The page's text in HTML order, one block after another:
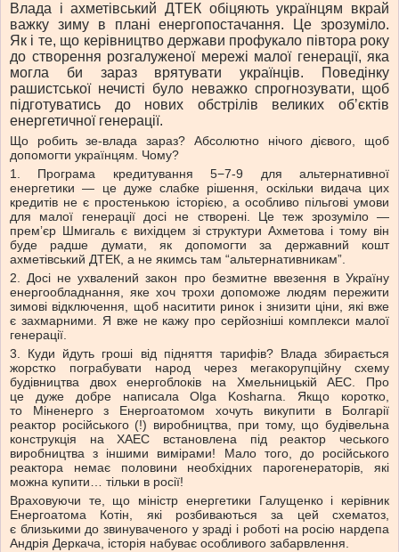
Влада і ахметівський ДТЕК обіцяють українцям вкрай
важку зиму в плані енергопостачання. Це зрозуміло.
Як і те, що керівництво держави профукало півтора року
до створення розгалуженої мережі малої генерації, яка
могла би зараз врятувати українців. Поведінку
рашистської нечисті було неважко спрогнозувати, щоб
підготуватись до нових обстрілів великих обʼєктів
енергетичної генерації.
Що робить зе-влада зараз? Абсолютно нічого дієвого, щоб
допомогти українцям. Чому?
1. Програма кредитування 5−7-9 для альтернативної
енергетики — це дуже слабке рішення, оскільки видача цих
кредитів не є простенькою історією, а особливо пільгові умови
для малої генерації досі не створені. Це теж зрозуміло —
премʼєр Шмигаль є вихідцем зі структури Ахметова і тому він
буде радше думати, як допомогти за державний кошт
ахметівський ДТЕК, а не якимсь там “альтернативникам”.
2. Досі не ухвалений закон про безмитне ввезення в Україну
енергообладнання, яке хоч трохи допоможе людям пережити
зимові відключення, щоб наситити ринок і знизити ціни, які вже
є захмарними. Я вже не кажу про серйозніші комплекси малої
генерації.
3. Куди йдуть гроші від підняття тарифів? Влада збирається
жорстко пограбувати народ через мегакорупційну схему
будівництва двох енергоблоків на Хмельницькій АЕС. Про
це дуже добре написала Olga Kosharna. Якщо коротко,
то Міненерго з Енергоатомом хочуть викупити в Болгарії
реактор російського (!) виробництва, при тому, що будівельна
конструкція на ХАЕС встановлена під реактор чеського
виробництва з іншими вимірами! Мало того, до російського
реактора немає половини необхідних парогенераторів, які
можна купити… тільки в росії!
Враховуючи те, що міністр енергетики Галущенко і керівник
Енергоатома Котін, які розбиваються за цей схематоз,
є близькими до звинуваченого у зраді і роботі на росію нардепа
Андрія Деркача, історія набуває особливого забарвлення.